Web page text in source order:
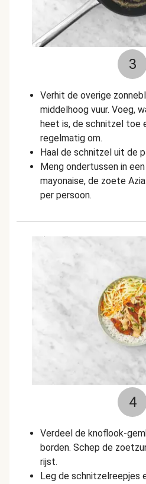
3
Verhit de overige
middelhoog vuur. Voeg,
heet is, de schnitzel toe
regelmatig om.
Haal de schnitzel uit de
Meng ondertussen in
mayonaise, de zoete
per persoon.
4
Verdeel de knoflook-
borden. Schep de
rijst.
Leg de schnitzelreepjes